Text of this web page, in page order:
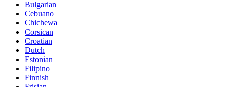
Bulgarian
Cebuano
Chichewa
Corsican
Croatian
Dutch
Estonian
Filipino
Finnish